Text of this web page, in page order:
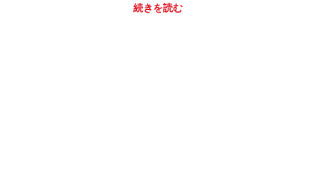
続きを読む